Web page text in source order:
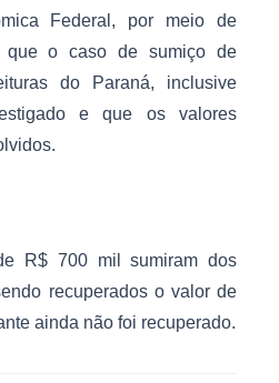
Federal, por meio de
que o caso de sumiço de
do Paraná, inclusive
e que os valores
R$ 700 mil sumiram dos
recuperados o valor de
ainda não foi recuperado.